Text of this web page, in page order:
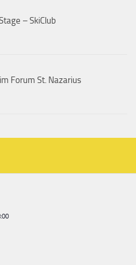
– SkiClub
Forum St. Nazarius